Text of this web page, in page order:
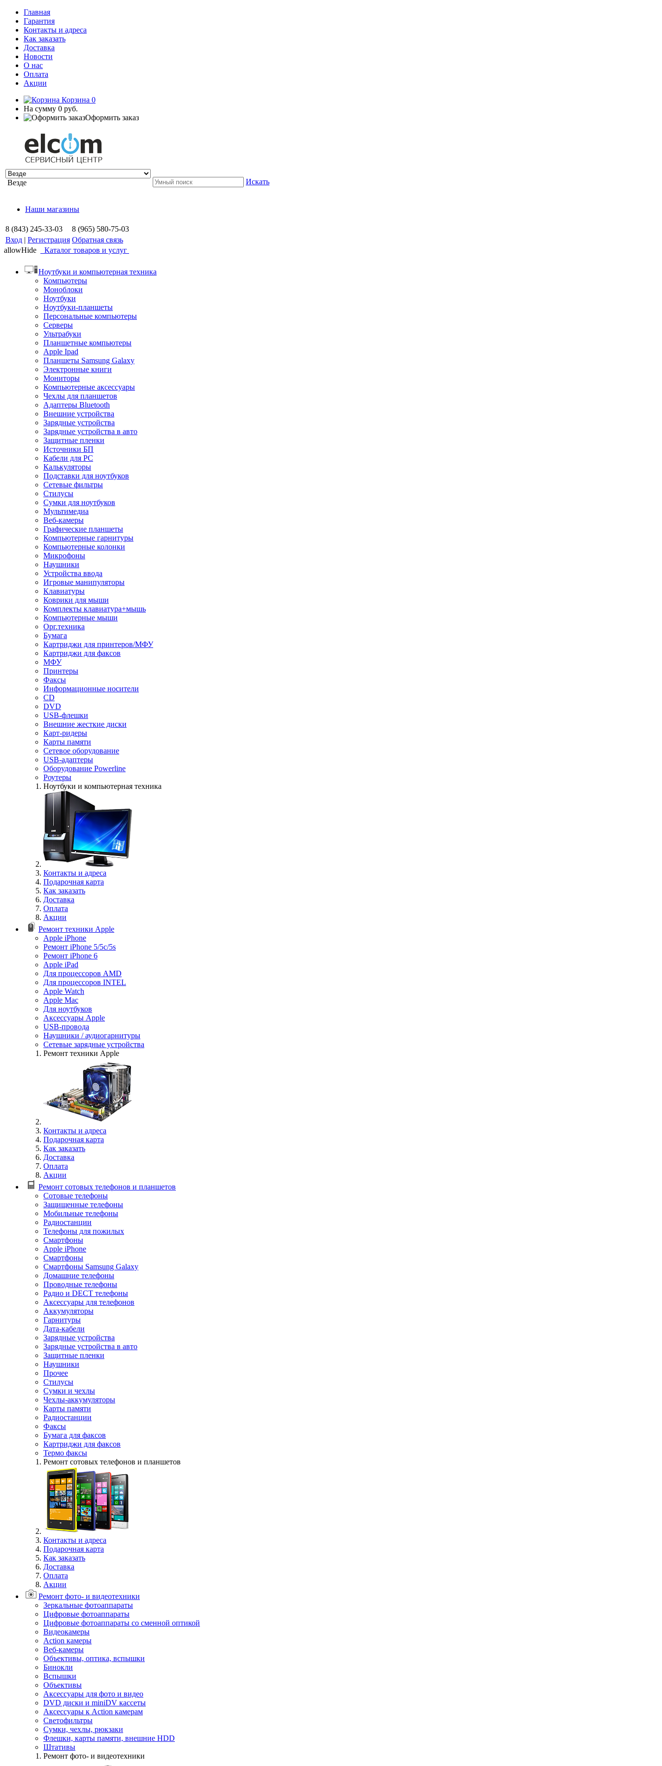
Главная
Гарантия
Контакты и адреса
Как заказать
Доставка
Новости
О нас
Оплата
Акции
Корзина 0
На сумму 0 руб.
Оформить заказ
Везде Искать
Наши магазины
8 (843) 245-33-03
8 (965) 580-75-03
Вход | Регистрация Обратная связь
allowHide
Каталог товаров и услуг
Ноутбуки и компьютерная техника
Компьютеры
Моноблоки
Ноутбуки
Ноутбуки-планшеты
Персональные компьютеры
Серверы
Ультрабуки
Планшетные компьютеры
Apple Ipad
Планшеты Samsung Galaxy
Электронные книги
Мониторы
Компьютерные аксессуары
Чехлы для планшетов
Адаптеры Bluetooth
Внешние устройства
Зарядные устройства
Зарядные устройства в авто
Защитные пленки
Источники БП
Кабели для PC
Калькуляторы
Подставки для ноутбуков
Сетевые фильтры
Стилусы
Сумки для ноутбуков
Мультимедиа
Веб-камеры
Графические планшеты
Компьютерные гарнитуры
Компьютерные колонки
Микрофоны
Наушники
Устройства ввода
Игровые манипуляторы
Клавиатуры
Коврики для мыши
Комплекты клавиатура+мышь
Компьютерные мыши
Орг.техника
Бумага
Картриджи для принтеров/МФУ
Картриджи для факсов
МФУ
Принтеры
Факсы
Информационные носители
CD
DVD
USB-флешки
Внешние жесткие диски
Карт-ридеры
Карты памяти
Сетевое оборудование
USB-адаптеры
Оборудование Powerline
Роутеры
Ноутбуки и компьютерная техника
Контакты и адреса
Подарочная карта
Как заказать
Доставка
Оплата
Акции
Ремонт техники Apple
Apple iPhone
Ремонт iPhone 5/5c/5s
Ремонт iPhone 6
Apple iPad
Для процессоров AMD
Для процессоров INTEL
Apple Watch
Apple Mac
Для ноутбуков
Аксессуары Apple
USB-провода
Наушники / аудиогарнитуры
Сетевые зарядные устройства
Ремонт техники Apple
Контакты и адреса
Подарочная карта
Как заказать
Доставка
Оплата
Акции
Ремонт сотовых телефонов и планшетов
Сотовые телефоны
Защищенные телефоны
Мобильные телефоны
Радиостанции
Телефоны для пожилых
Смартфоны
Apple iPhone
Смартфоны
Смартфоны Samsung Galaxy
Домашние телефоны
Проводные телефоны
Радио и DECT телефоны
Аксессуары для телефонов
Аккумуляторы
Гарнитуры
Дата-кабели
Зарядные устройства
Зарядные устройства в авто
Защитные пленки
Наушники
Прочее
Стилусы
Сумки и чехлы
Чехлы-аккумуляторы
Карты памяти
Радиостанции
Факсы
Бумага для факсов
Картриджи для факсов
Термо факсы
Ремонт сотовых телефонов и планшетов
Контакты и адреса
Подарочная карта
Как заказать
Доставка
Оплата
Акции
Ремонт фото- и видеотехники
Зеркальные фотоаппараты
Цифровые фотоаппараты
Цифровые фотоаппараты со сменной оптикой
Видеокамеры
Action камеры
Веб-камеры
Объективы, оптика, вспышки
Бинокли
Вспышки
Объективы
Аксессуары для фото и видео
DVD диски и miniDV кассеты
Аксессуары к Action камерам
Светофильтры
Сумки, чехлы, рюкзаки
Флешки, карты памяти, внешние HDD
Штативы
Ремонт фото- и видеотехники